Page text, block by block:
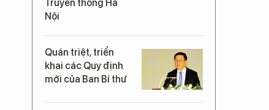
Truyền thông Hà
Nội
Quán triệt, triển
khai các Quy định
mới của Ban Bí thư